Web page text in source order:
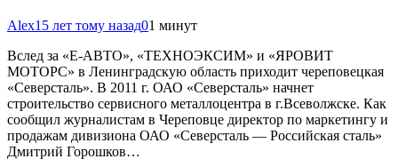
Alex15 лет тому назад01 минут
Вслед за «Е-АВТО», «ТЕХНОЭКСИМ» и «ЯРОВИТ
МОТОРС» в Ленинградскую область приходит череповецкая
«Северсталь». В 2011 г. ОАО «Северсталь» начнет
строительство сервисного металлоцентра в г.Всеволжске. Как
сообщил журналистам в Череповце директор по маркетингу и
продажам дивизиона ОАО «Северсталь — Российская сталь»
Дмитрий Горошков…